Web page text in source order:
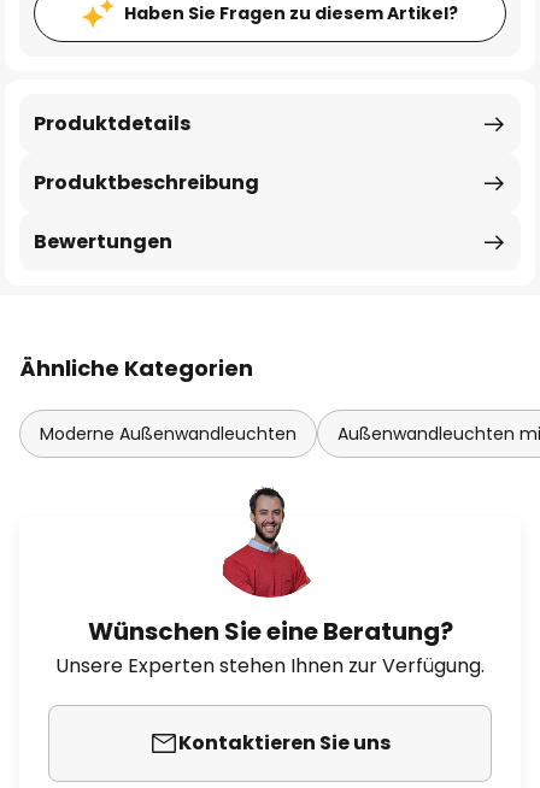
Haben Sie Fragen zu diesem Artikel?
Produktbeschreibung
Produktdetails
Bewertungen
Ähnliche Kategorien
Moderne Außenwandleuchten Außenwandleuchten
Wünschen Sie eine Beratung?
Unsere Experten stehen Ihnen zur Verfügung.
Kontaktieren Sie uns